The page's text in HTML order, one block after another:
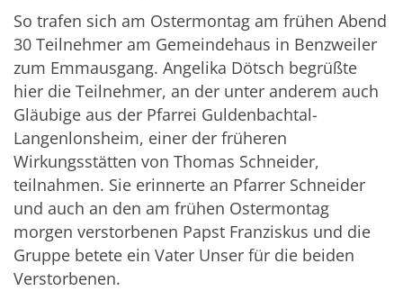
So trafen sich am Ostermontag am frühen Abend
30 Teilnehmer am Gemeindehaus in Benzweiler
zum Emmausgang. Angelika Dötsch begrüßte
hier die Teilnehmer, an der unter anderem auch
Gläubige aus der Pfarrei Guldenbachtal-
Langenlonsheim, einer der früheren
Wirkungsstätten von Thomas Schneider,
teilnahmen. Sie erinnerte an Pfarrer Schneider
und auch an den am frühen Ostermontag
morgen verstorbenen Papst Franziskus und die
Gruppe betete ein Vater Unser für die beiden
Verstorbenen.